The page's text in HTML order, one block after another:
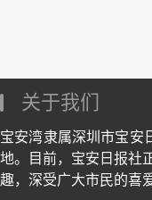
关于我们
宝安湾隶属深圳市宝安
地。目前，宝安日报社
趣，深受广大市民的喜爱